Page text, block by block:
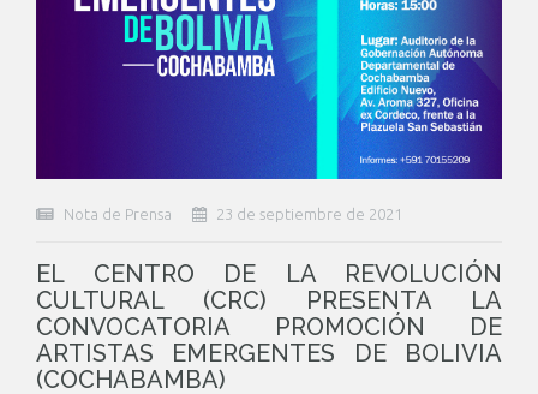
Nota de Prensa 23 de septiembre de 2021
EL CENTRO DE LA REVOLUCIÓN
CULTURAL (CRC) PRESENTA LA
CONVOCATORIA PROMOCIÓN DE
ARTISTAS EMERGENTES DE BOLIVIA
(COCHABAMBA)